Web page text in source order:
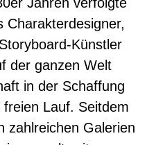
Charakterdesigner,
Künstler
der ganzen Welt
in der Schaffung
Lauf. Seitdem
zahlreichen Galerien